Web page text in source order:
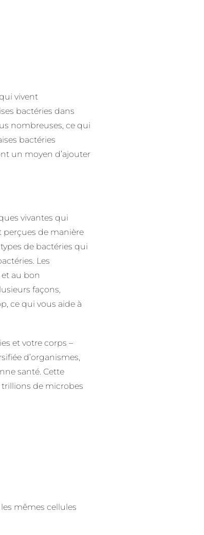
vivent
bactéries dans
nombreuses, ce qui
bactéries
un moyen d’ajouter
vivantes qui
perçues de manière
de bactéries qui
Les
au bon
façons,
ce qui vous aide à
et votre corps –
d’organismes,
santé. Cette
de microbes
mêmes cellules